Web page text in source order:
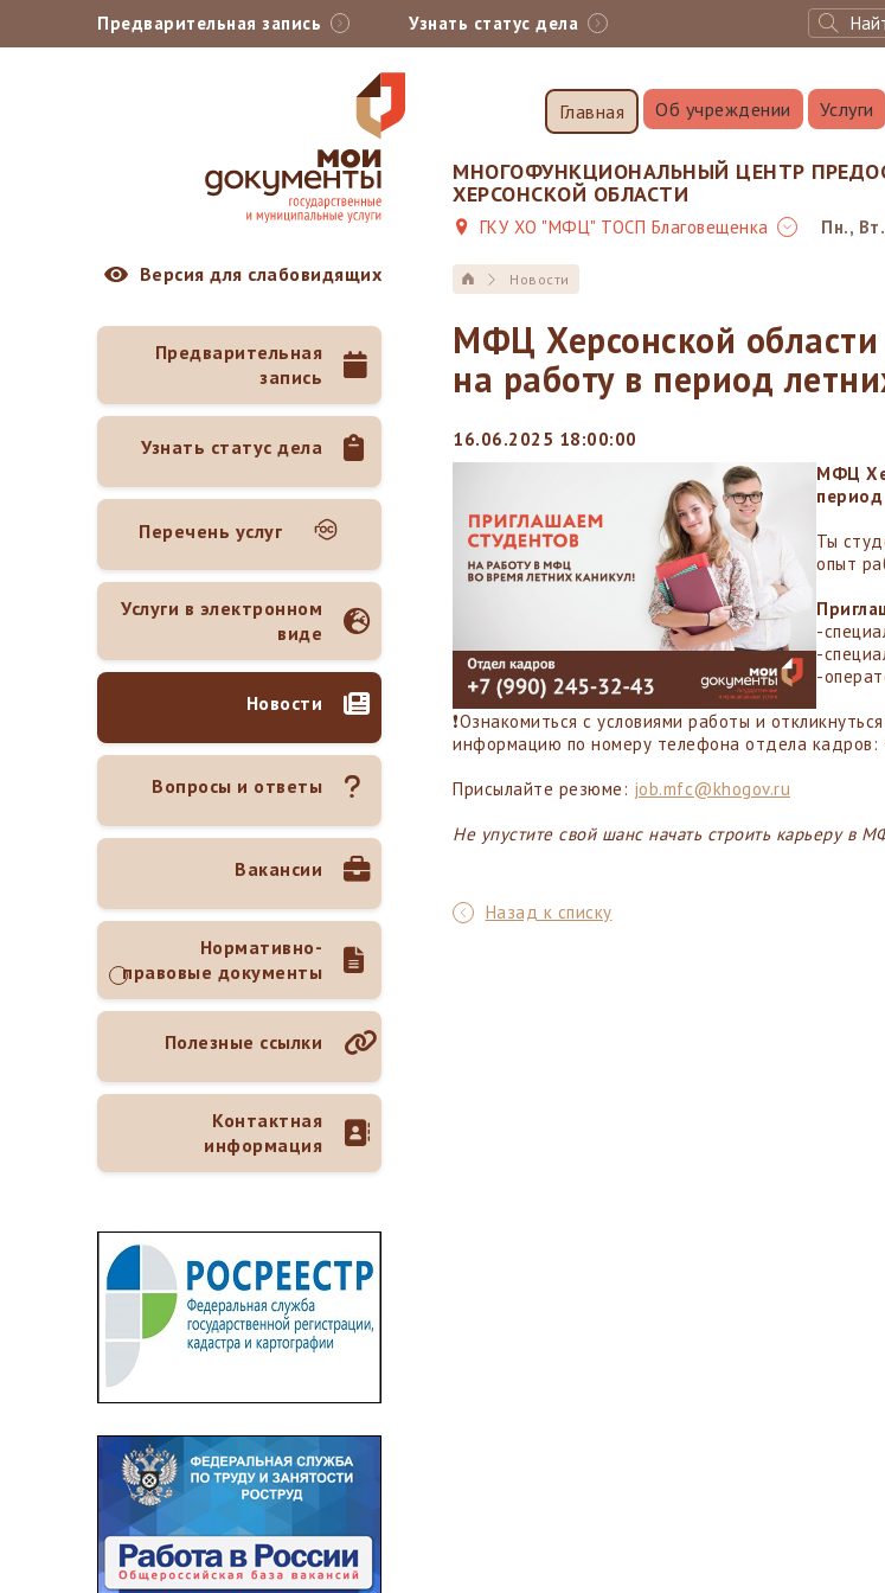
Предварительная запись Узнать статус дела
Главная Об учреждении Услуги
МНОГОФУНКЦИОНАЛЬНЫЙ ЦЕНТР
ХЕРСОНСКОЙ ОБЛАСТИ
ГКУ ХО "МФЦ" ТОСП Благовещенка Пн.,
Версия для слабовидящих
Предварительная
запись
Узнать статус дела
Перечень услуг
Услуги в электронном
виде
Новости
Вопросы и ответы
Вакансии
Нормативно-
правовые документы
Полезные ссылки
Контактная
информация
Новости
МФЦ Херсонской области
на работу в период
16.06.2025 18:00:00
МФЦ
период
Ты
опыт
-
-
-
❗️Ознакомиться с условиями работы и
информацию по номеру телефона отдела кадров:
Присылайте резюме: job.mfc@khogov.ru
Не упустите свой шанс начать строить карьеру в
Назад к списку